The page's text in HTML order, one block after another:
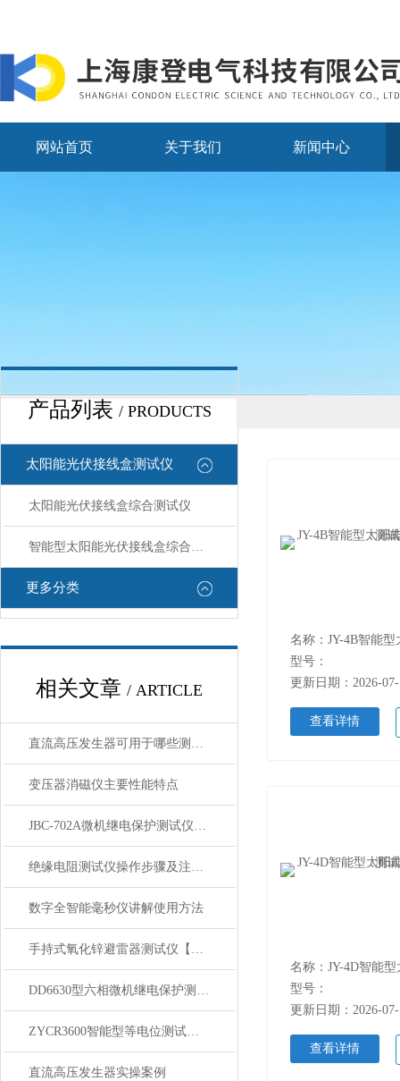
网站首页 关于我们 新闻中心
产品列表 / PRODUCTS
太阳能光伏接线盒测试仪
太阳能光伏接线盒综合测试仪
智能型太阳能光伏接线盒综合测试仪
更多分类
相关文章 / ARTICLE
直流高压发生器可用于哪些测试？
变压器消磁仪主要性能特点
JBC-702A微机继电保护测试仪主要特点
绝缘电阻测试仪操作步骤及注意事项
数字全智能毫秒仪讲解使用方法
手持式氧化锌避雷器测试仪【上海康登电气】概述
DD6630型六相微机继电保护测试仪详细说明
ZYCR3600智能型等电位测试仪产品参数
直流高压发生器实操案例
型号：
更新日期：2026-
查看详情
型号：
更新日期：2026-
查看详情